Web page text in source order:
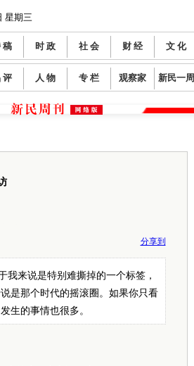
星期三
稿 时 政 社 会 财 经 文 化
评 人 物 专 栏 观察家 新民一周
分享到
我来说是特别难撕掉的一个标签，
是那个时代的摇滚圈。如果你只看
生的事情也很多。